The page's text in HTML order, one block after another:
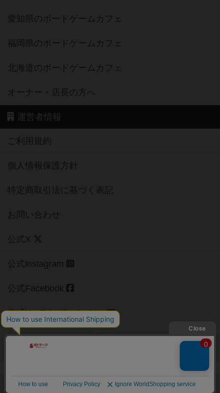
愛知県のボードゲームカフェ
福岡県のボードゲームカフェ
北海道のボードゲームカフェ
オーナー・店長の方へ
運営者情報
ご利用規約
個人情報保護方針
特定商取引法に基づく表記
お問い合わせ
公式X
公式instagram
公式Facebook
公式YouTubeチャンネル
Copyright (c)